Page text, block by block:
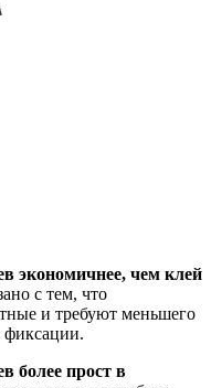
экономичнее, чем клей
с тем, что
и требуют меньшего
фиксации.
более прост в